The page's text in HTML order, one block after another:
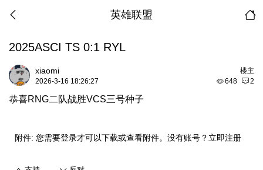
英雄联盟
2025ASCI TS 0:1 RYL
楼主
xiaomi
648 2
2026-3-16 18:26:27
恭喜RNG二队战胜VCS三号种子
附件: 您需要登录才可以下载或查看附件。没有账号？ 立即注册